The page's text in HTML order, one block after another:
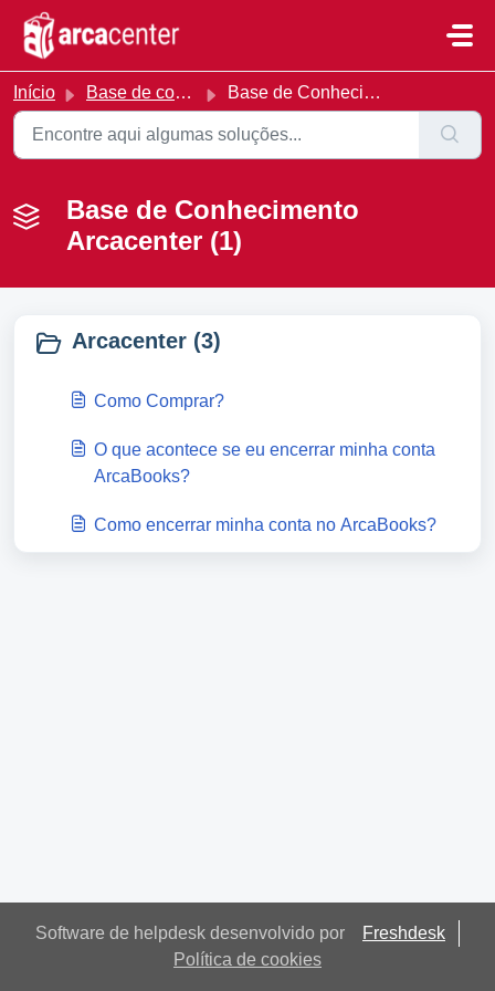
Ir para o conteúdo principal
Início Base de conhecimento Base de Conhecimento Arcacenter
Base de Conhecimento
Arcacenter (1)
Arcacenter (3)
Como Comprar?
O que acontece se eu encerrar minha conta
ArcaBooks?
Como encerrar minha conta no ArcaBooks?
Software de helpdesk desenvolvido por
Freshdesk
Política de cookies